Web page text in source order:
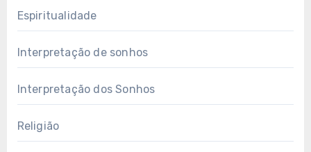
Espiritualidade
Interpretação de sonhos
Interpretação dos Sonhos
Religião